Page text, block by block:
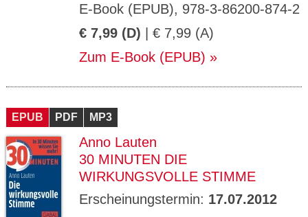
E-Book (EPUB), 978-3-86200-874-2
€ 7,99 (D) | € 7,99 (A)
Zum E-Book (EPUB)
EPUB PDF MP3
Anno Lauten
30 MINUTEN DIE
WIRKUNGSVOLLE STIMME
Erscheinungstermin: 17.07.2012